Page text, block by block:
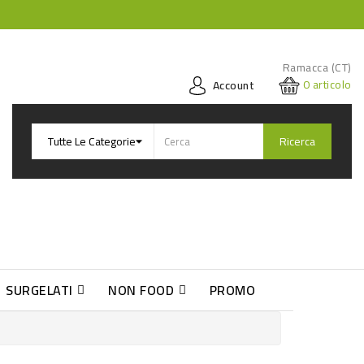
Ramacca (CT)
Account
0articolo
Ricerca
SURGELATI NON FOOD PROMO